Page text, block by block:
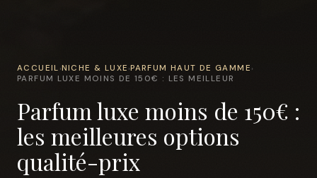
ACCUEIL ›NICHE & LUXE ›PARFUM HAUT DE GAMME ›
PARFUM LUXE MOINS DE 150€ : LES MEILLEUR
Parfum luxe moins de 150€ :
les meilleures options
qualité-prix